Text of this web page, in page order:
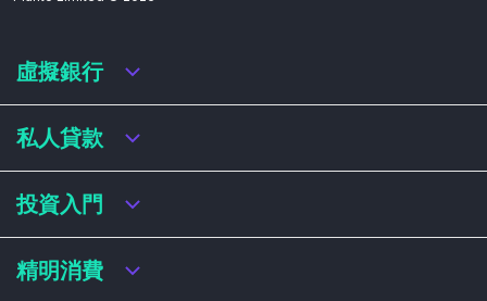
虛擬銀行
虛擬銀行迎新優惠
虛擬銀行存款利率比較
虛擬銀行銀扣賬卡 / 信用卡
虛擬銀行貸款
私人貸款
私人貸款年利率比較
網上即批貸款
結餘轉戶
稅務貸款
投資入門
港股戶口收費及迎新優惠
精明消費